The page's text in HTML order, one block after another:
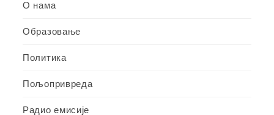
О нама
Образовање
Политика
Пољопривреда
Радио емисије